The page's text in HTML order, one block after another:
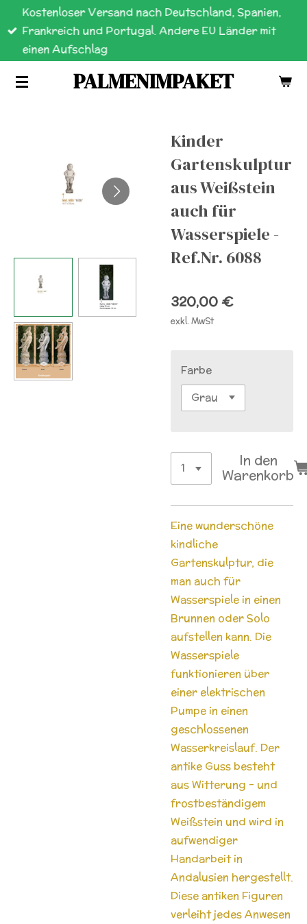
Zum
Hauptinhalt
springen
PALMENIMPAKET
Kostenloser Versand nach Deutschland, Spanien,
Frankreich und Portugal. Andere EU Länder mit
einen Aufschlag
Kinder
Gartenskulptur
aus Weißstein
auch für
Wasserspiele -
Ref.Nr. 6088
320,00 €
exkl. MwSt
Farbe
In den
Warenkorb
Eine wunderschöne
kindliche
Gartenskulptur, die
man auch für
Wasserspiele in einen
Brunnen oder Solo
aufstellen kann. Die
Wasserspiele
funktionieren über
einer elektrischen
Pumpe in einen
geschlossenen
Wasserkreislauf. Der
antike Guss besteht
aus Witterung - und
frostbeständigem
Weißstein und wird in
aufwendiger
Handarbeit in
Andalusien hergestellt.
Diese antiken Figuren
verleiht jedes Anwesen